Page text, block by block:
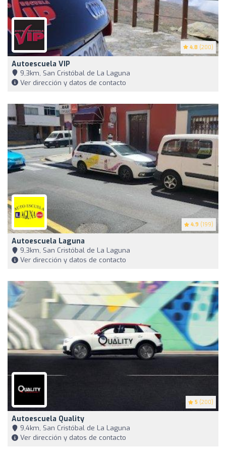
4.8 (200)
Autoescuela VIP
9,3km, San Cristóbal de La Laguna
Ver dirección y datos de contacto
4.9 (199)
Autoescuela Laguna
9,3km, San Cristóbal de La Laguna
Ver dirección y datos de contacto
5 (200)
Autoescuela Quality
9,4km, San Cristóbal de La Laguna
Ver dirección y datos de contacto